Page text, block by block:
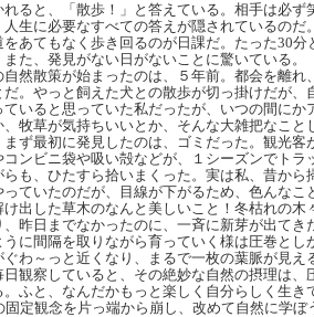
ると、「散歩！」と答えている。相手は必ず
生に必要なすべての答えが隠されているのだ
をあてもなく歩き回るのが日課だ。たった30
た、発見がない日がないことに驚いている。
然散策が始まったのは、５年前。都会を離れ
。やっと飼えた犬との散歩が切っ掛けだが、
いると思っていた私だったが、いつの間にか
牧草が気持ちいいとか、そんな大雑把なこと
ず最初に発見したのは、ゴミだった。観光客
ンビニ袋や吸い殻などが、１シーズンでトラ
も、ひたすら拾いまくった。実は私、昔から
っていたのだが、目線が下がるため、色んなこ
出した草木のなんと美しいこと！冬枯れの木
昨日までなかったのに、一斉に新芽が出てき
うに間隔を取りながら育っていく様は圧巻とし
ぐわ～っと近くなり、まるで一枚の葉脈が見え
観察していると、その絶妙な自然の摂理は、
。ふと、なんだかもっと楽しく自分らしく生き
定観念を片っ端から崩し、改めて自然に学ぼ